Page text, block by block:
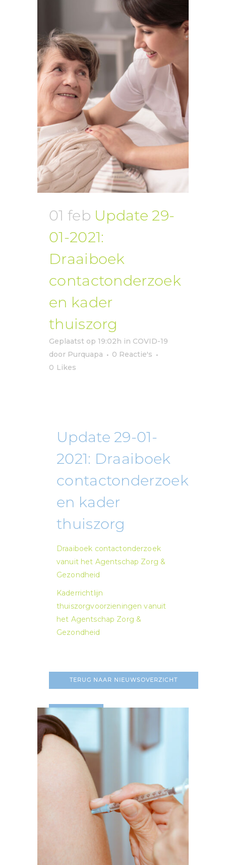
01 feb Update 29-
01-2021:
Draaiboek
contactonderzoek
en kader
thuiszorg
Geplaatst op 19:02h in COVID-19
door Purquapa
0 Reactie's
0 Likes
Update 29-01-
2021: Draaiboek
contactonderzoek
en kader
thuiszorg
Draaiboek contactonderzoek
vanuit het Agentschap Zorg &
Gezondheid
Kaderrichtlijn
thuiszorgvoorzieningen vanuit
het Agentschap Zorg &
Gezondheid
TERUG NAAR NIEUWSOVERZICHT
LEES MEER